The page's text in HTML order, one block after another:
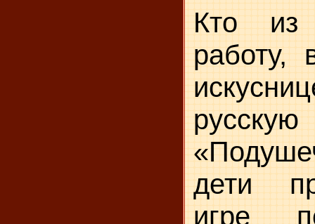
Кто из
работу,
де­ти
игре